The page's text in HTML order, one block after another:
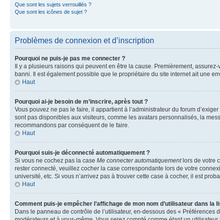
Que sont les sujets verrouillés ?
Que sont les icônes de sujet ?
Problèmes de connexion et d’inscription
Pourquoi ne puis-je pas me connecter ?
Il y a plusieurs raisons qui peuvent en être la cause. Premièrement,
banni. Il est également possible que le propriétaire du site internet ait une
Haut
Pourquoi ai-je besoin de m’inscrire, après tout ?
Vous pouvez ne pas le faire, il appartient à l’administrateur du forum
sont pas disponibles aux visiteurs, comme les avatars personnalisés, la
recommandons par conséquent de le faire.
Haut
Pourquoi suis-je déconnecté automatiquement ?
Si vous ne cochez pas la case Me connecter automatiquementlors de votre
rester connecté, veuillez cocher la case correspondante lors de votre
université, etc. Si vous n’arrivez pas à trouver cette case à cocher, il est
Haut
Comment puis-je empêcher l’affichage de mon nom d’utilisateur dans la
Dans le panneau de contrôle de l’utilisateur, en-dessous des « Préférences